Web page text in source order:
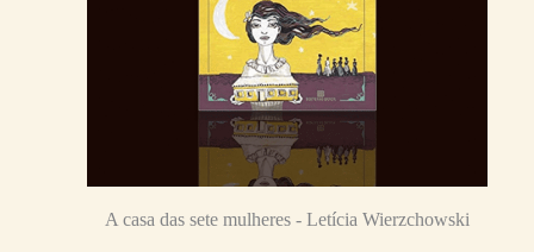
A casa das sete mulheres - Letícia Wierzchowski